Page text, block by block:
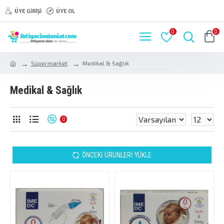
ÜYE GIRIŞI ÜYE OL
0 0
Süpermarket Medikal & Sağlık
Medikal & Sağlık
0
ÖNCEKI ÜRÜNLERI YÜKLE